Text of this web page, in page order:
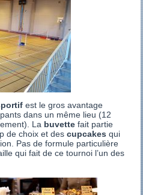
est le gros avantage
dans un même lieu (12
La buvette fait partie
de choix et descupcakes qui
Pas de formule particulière
qui fait de ce tournoi l’un des